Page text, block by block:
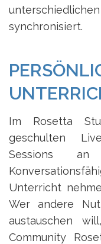
synchronisiert.
Im Rosetta
geschulten
Sessions
Unterricht
Wer andere
austauschen
Community